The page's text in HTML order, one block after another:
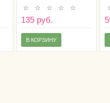
135 руб.
В КОРЗИНУ